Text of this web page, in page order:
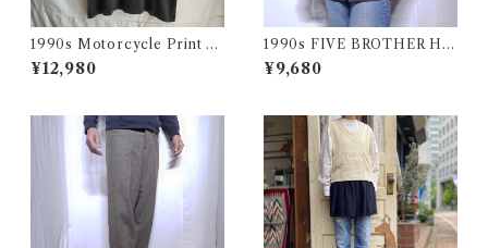
1990s Motorcycle Print T-
Shirt Size XL / 90年代 ハー
レー バイカー Tシャツ スカル
¥12,980
1990s FIVE BROTHER He
avy Flannel Shirt CHAMOI
S CLOTH Black USA / ファ
¥9,680